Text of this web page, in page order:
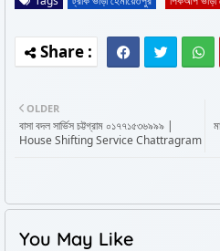
OLDER
বাসা বদল সার্ভিস চট্টগ্রাম ০১৭৭১৫৩৬৯৯৯ |
House Shifting Service Chattragram
You May Like